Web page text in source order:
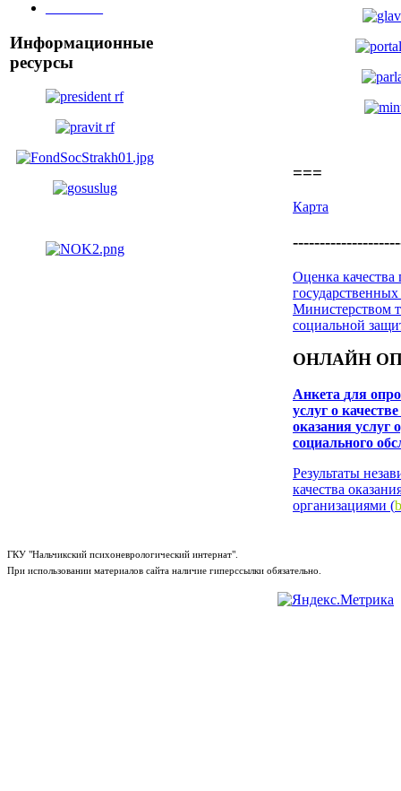
Информационные
ресурсы
===
Карта
Оценка качества
государственных
Министерством
социальной
ОНЛАЙН
Анкета для
услуг о
оказания услуг
социального
Результаты
качества
организациями (
ГКУ "Нальчикский психоневрологический интернат".
При использовании материалов сайта наличие гиперссылки обязательно.